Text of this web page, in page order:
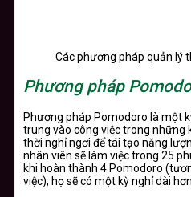
Các phương pháp quản lý
Phương pháp
Phương pháp Pomodoro là một
trung vào công việc trong những
thời nghỉ ngơi để tái tạo năng
nhân viên sẽ làm việc trong 25
khi hoàn thành 4 Pomodoro
việc), họ sẽ có một kỳ nghỉ dài